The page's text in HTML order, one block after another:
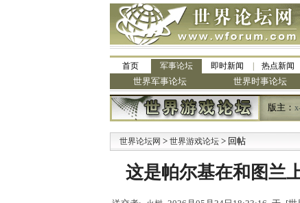
首页 军事论坛 即时新闻 热点新闻
世界军事论坛 世界时事论坛
版主：
世界论坛网 > 世界游戏论坛 > 回帖
这是帕尔基在和图兰